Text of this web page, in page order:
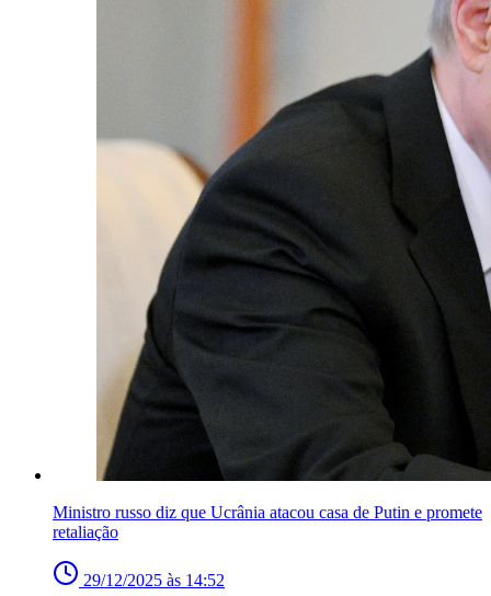
Ministro russo diz que Ucrânia atacou casa de Putin e promete
retaliação
29/12/2025 às 14:52